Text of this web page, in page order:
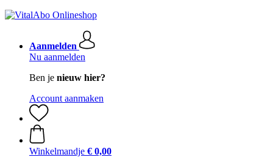
Aanmelden
Nu aanmelden
Ben je nieuw hier?
Account aanmaken
Winkelmandje € 0,00